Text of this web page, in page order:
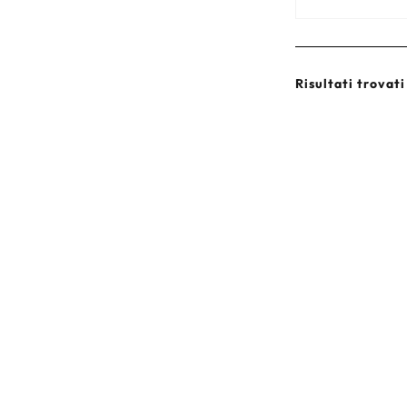
Risultati trovati